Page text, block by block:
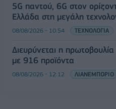
5G παντού, 6G στον
Ελλάδα στη μεγάλη
08/08/2026 - 10:54 ΤΕΧΝΟΛΟΓΙΑ
Διευρύνεται η πρωτοβουλία
με 916 προϊόντα
08/08/2026 - 12:12 ΛΙΑΝΕΜΠΟΡΙΟ